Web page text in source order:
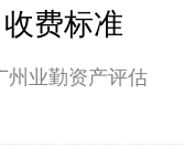
费标准
州业勤资产评估